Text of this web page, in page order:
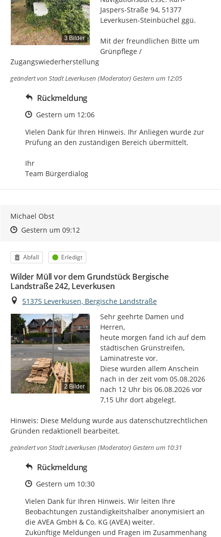
3 Bilder
Jaspers-Straße 94, 51377
Leverkusen-Steinbüchel ggü.
Mit der freundlichen Bitte um
Grünpflege /
Zugangswiederherstellung
geändert von Stadt Leverkusen (Moderator) Gestern um 12:05
Rückmeldung
Zeitpunkt des Erstellens
Gestern um 12:06
Vielen Dank für Ihren Hinweis. Ihr Anliegen wurde zur
Prüfung an den zuständigen Bereich übermittelt.
Ihr
Team Bürgerdialog
Michael Obst
Zeitpunkt des Erstellens
Zeitpunkt des Erstellens
Gestern um 09:12Zur Äußerung
Kategorie
Abfall Status
Erledigt
Wilder Müll vor dem Grundstück Bergische
Landstraße 242, Leverkusen
Ort
51375 Leverkusen, Bergische Landstraße
2 Bilder
Sehr geehrte Damen und
Herren,
heute morgen fand ich auf dem
städtischen Grünstreifen,
Laminatreste vor.
Diese wurden allem Anschein
nach in der zeit vom 05.08.2026
nach 12 Uhr bis 06.08.2026 vor
7,15 Uhr dort abgelegt.
Hinweis: Diese Meldung wurde aus datenschutzrechtlichen
Gründen redaktionell bearbeitet.
geändert von Stadt Leverkusen (Moderator) Gestern um 10:31
Rückmeldung
Zeitpunkt des Erstellens
Gestern um 10:30
Vielen Dank für Ihren Hinweis. Wir leiten Ihre
Beobachtungen zuständigkeitshalber anonymisiert an
die AVEA GmbH & Co. KG (AVEA) weiter.
Zukünftige Meldungen und Fragen im Zusammenhang